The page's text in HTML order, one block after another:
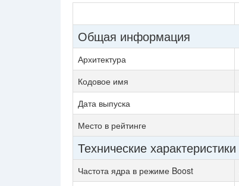
Общая информация
Архитектура
Кодовое имя
Дата выпуска
Место в рейтинге
Технические характеристики
Частота ядра в режиме Boost